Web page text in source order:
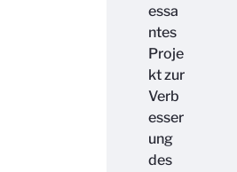
essa
ntes
Proje
kt zur
Verb
esser
ung
des